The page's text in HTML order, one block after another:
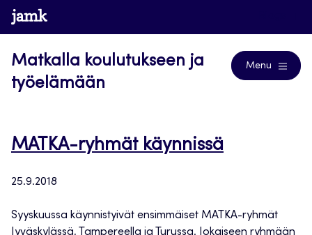
Siirry
suoraan
www.jamk.fi
Matkalla koulutukseen ja
työelämään
Menu
MATKA-ryhmät käynnissä
25.9.2018
Syyskuussa käynnistyivät ensimmäiset MATKA-ryhmät
Jyväskylässä, Tampereella ja Turussa. Jokaiseen ryhmään